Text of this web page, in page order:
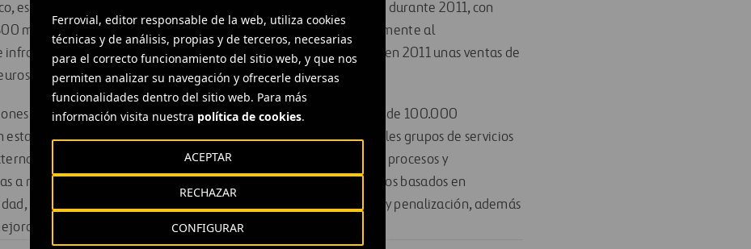
Ferrovial, editor responsable de la web, utiliza cookies
técnicas y de análisis, propias y de terceros, necesarias
para el correcto funcionamiento del sitio web, y que nos
permiten analizar su navegación y ofrecerle diversas
funcionalidades dentro del sitio web. Para más
información visita nuestra política de cookies.
CONFIGURAR
RECHAZAR
ACEPTAR
esta división ha experimentado un fuerte crecimiento orgánico durante 2011, con
millones de euros. La filial británica, Amey, dedicada principalmente al
y a la gestión de instalaciones y edificios, obtuvo en 2011 unas ventas de
de Ferrovial Servicios, los ahorros promedio para una ciudad de 100.000
en torno a un 15% y un 20% al integrar los principales grupos de servicios
por los Ayuntamientos. Hemos desarrollado todos los procesos y
a nuestra experiencia en la gestión de clientes públicos y privados basados en
lo que permite el establecimiento de criterios de retribución y penalización, además
concluye Santiago Olivares.